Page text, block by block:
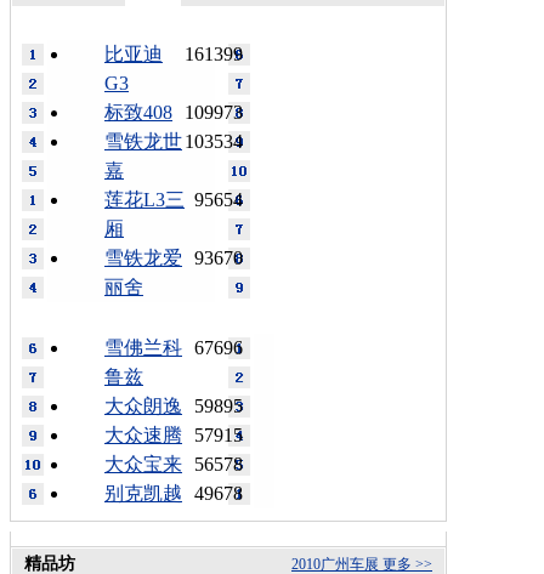
161399
比亚迪
G3
109973
标致408
103534
雪铁龙世
嘉
95654
莲花L3三
厢
93670
雪铁龙爱
丽舍
67696
雪佛兰科
鲁兹
59895
大众朗逸
57915
大众速腾
56578
大众宝来
49678
别克凯越
更多 >>
2010广州车展
精品坊